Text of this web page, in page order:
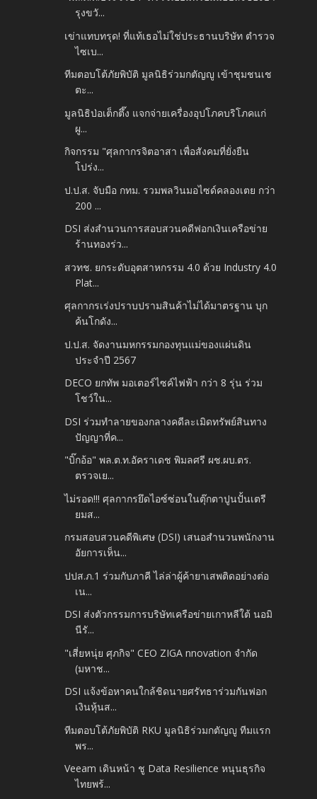
รุงขวั...
เข่าแทบทรุด! ที่แท้เธอไม่ใช่ประธานบริษัท ตำรวจ
ไซเบ...
ทีมตอบโต้ภัยพิบัติ มูลนิธิร่วมกตัญญู เข้าชุมชนเช
ตะ...
มูลนิธิป่อเต็กตึ๊ง แจกจ่ายเครื่องอุปโภคบริโภคแก่
ผู...
กิจกรรม "ศุลกากรจิตอาสา เพื่อสังคมที่ยั่งยืน
โปร่ง...
ป.ป.ส. จับมือ กทม. รวมพลวินมอไซด์คลองเตย กว่า
200 ...
DSI ส่งสำนวนการสอบสวนคดีฟอกเงินเครือข่าย
ร้านทองร่ว...
สวทช. ยกระดับอุตสาหกรรม 4.0 ด้วย Industry 4.0
Plat...
ศุลกากรเร่งปราบปรามสินค้าไม่ได้มาตรฐาน บุก
ค้นโกดัง...
ป.ป.ส. จัดงานมหกรรมกองทุนแม่ของแผ่นดิน
ประจำปี 2567
DECO ยกทัพ มอเตอร์ไซค์ไฟฟ้า กว่า 8 รุ่น ร่วม
โชว์ใน...
DSI ร่วมทำลายของกลางคดีละเมิดทรัพย์สินทาง
ปัญญาที่ค...
"บิ๊กอ้อ" พล.ต.ท.อัคราเดช พิมลศรี ผช.ผบ.ตร.
ตรวจเย...
ไม่รอด!!! ศุลกากรยึดไอซ์ซ่อนในตุ๊กตาปูนปั้นเตรี
ยมส...
กรมสอบสวนคดีพิเศษ (DSI) เสนอสำนวนพนักงาน
อัยการเห็น...
ปปส.ภ.1 ร่วมกับภาคี ไล่ล่าผู้ค้ายาเสพติดอย่างต่อ
เน...
DSI ส่งตัวกรรมการบริษัทเครือข่ายเกาหลีใต้ นอมิ
นีรั...
"เสี่ยหนุ่ย ศุภกิจ" CEO ZIGA nnovation จำกัด
(มหาช...
DSI แจ้งข้อหาคนใกล้ชิดนายศรัทธาร่วมกันฟอก
เงินหุ้นส...
ทีมตอบโต้ภัยพิบัติ RKU มูลนิธิร่วมกตัญญู ทีมแรก
พร...
Veeam เดินหน้า ชู Data Resilience หนุนธุรกิจ
ไทยพร้...